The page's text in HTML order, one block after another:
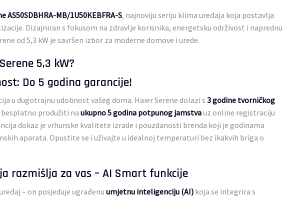
AS50SDBHRA-MB/1U50KEBFRA-S, najnoviju seriju klima uređaja koja postavlja
Dizajniran s fokusom na zdravlje korisnika, energetsku održivost i naprednu
od 5,3 kW je savršen izbor za moderne domove i urede.
5,3 kW?
Do 5 godina garancije!
u dugotrajnu udobnost vašeg doma. Haier Serene dolazi s 3 godine tvorničkog
produžiti na ukupno 5 godina potpunog jamstvauz online registraciju
dokaz je vrhunske kvalitete izrade i pouzdanosti brenda koji je godinama
aparata. Opustite se i uživajte u idealnoj temperaturi bez ikakvih briga o
razmišlja za vas – AI Smart funkcije
– on posjeduje ugrađenuumjetnu inteligenciju (AI)koja se integrira s